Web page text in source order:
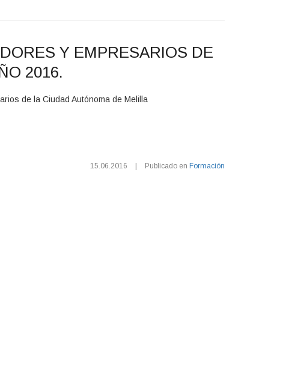
Y EMPRESARIOS DE
2016.
de la Ciudad Autónoma de Melilla
15.06.2016 Publicado en Formación